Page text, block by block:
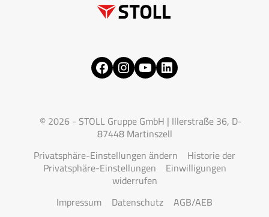
Facebook
Instagram
YouTubeLinkedIn
© 2026 - STOLL Gruppe GmbH | Illerstraße 36, D-
87448 Martinszell
Privatsphäre-Einstellungen ändern Historie der
Privatsphäre-Einstellungen Einwilligungen
widerrufen
Impressum Datenschutz AGB/AEB